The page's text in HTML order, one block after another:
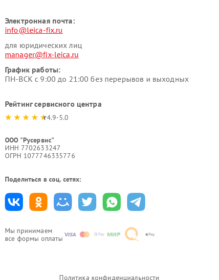
Мы принимаем
все формы оплаты
Электронная почта:
info@leica-fix.ru
для юридических лиц
manager@fix-leica.ru
График работы:
ПН-ВСК с 9:00 до 21:00 без перерывов и выходных
Рейтинг сервисного центра
4.9-5.0
ООО "Русервис"
ИНН 7702633247
ОГРН 1077746335776
Поделиться в соц. сетях:
Политика конфиденциальности